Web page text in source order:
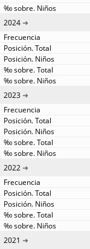
2024
2023
2022
2021